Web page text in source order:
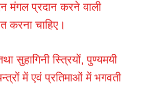
मंगल प्रदान करने वाली
करना चाहिए।
सुहागिनी स्त्रियों, पुण्यमयी
में एवं प्रतिमाओं में भगवती